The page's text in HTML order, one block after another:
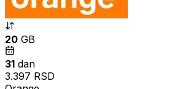
20 GB
31 dan
3.397 RSD